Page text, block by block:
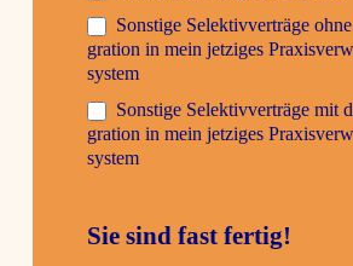
Sons­tige Selek­tiv­ver­träge
gra­tion in mein jetziges
system
Sons­tige Selek­tiv­ver­träge mit
gra­tion in mein jetziges
system
Sie sind fast fertig!